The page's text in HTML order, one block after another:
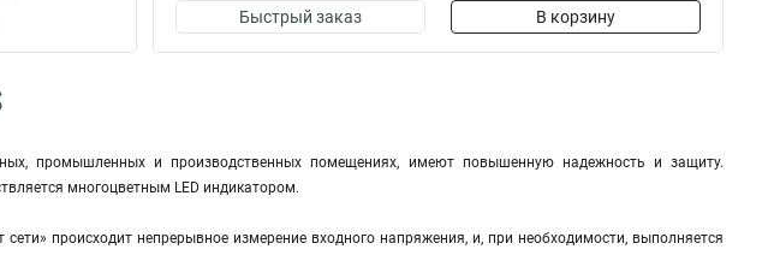
Быстрый заказ В корзину
промышленных и производственных помещениях, имеют повышенную надежность и защиту.
многоцветным LED индикатором.
происходит непрерывное измерение входного напряжения, и, при необходимости, выполняется